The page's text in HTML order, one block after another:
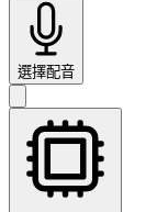
選擇配音